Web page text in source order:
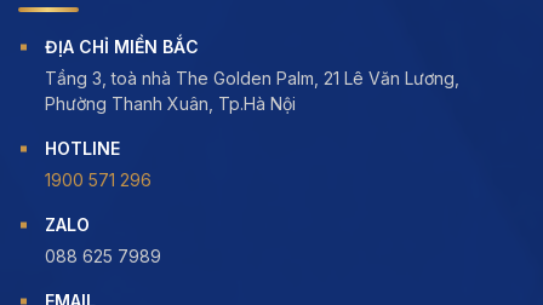
ĐỊA CHỈ MIỀN BẮC
Tầng 3, toà nhà The Golden Palm, 21 Lê Văn Lương,
Phường Thanh Xuân, Tp.Hà Nội
HOTLINE
1900 571 296
ZALO
088 625 7989